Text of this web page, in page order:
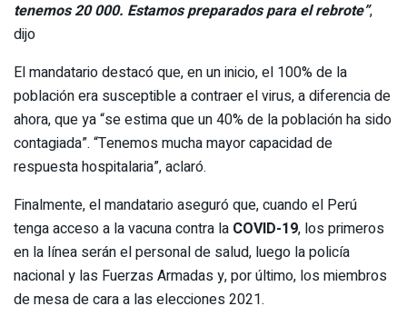
tenemos 20 000. Estamos preparados para el rebrote”,
dijo
El mandatario destacó que, en un inicio, el 100% de la
población era susceptible a contraer el virus, a diferencia de
ahora, que ya “se estima que un 40% de la población ha sido
contagiada”. “Tenemos mucha mayor capacidad de
respuesta hospitalaria”, aclaró.
Finalmente, el mandatario aseguró que, cuando el Perú
tenga acceso a la vacuna contra la COVID-19, los primeros
en la línea serán el personal de salud, luego la policía
nacional y las Fuerzas Armadas y, por último, los miembros
de mesa de cara a las elecciones 2021.